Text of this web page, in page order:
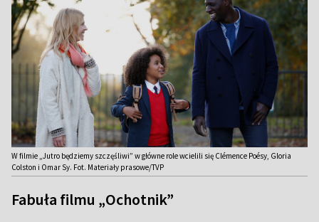
W filmie „Jutro będziemy szczęśliwi” w główne role wcielili się Clémence Poésy, Gloria
Colston i Omar Sy. Fot. Materiały prasowe/TVP
Fabuła filmu „Ochotnik”